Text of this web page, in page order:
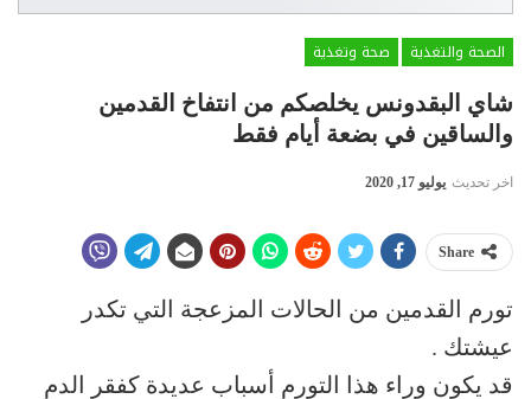
الصحة والتغذية
صحة وتغذية
شاي البقدونس يخلصكم من انتفاخ القدمين
والساقين في بضعة أيام فقط
اخر تحديث يوليو 17, 2020
Share
تورم القدمين من الحالات المزعجة التي تكدر
عيشتك .
قد يكون وراء هذا التورم أسباب عديدة كفقر الدم